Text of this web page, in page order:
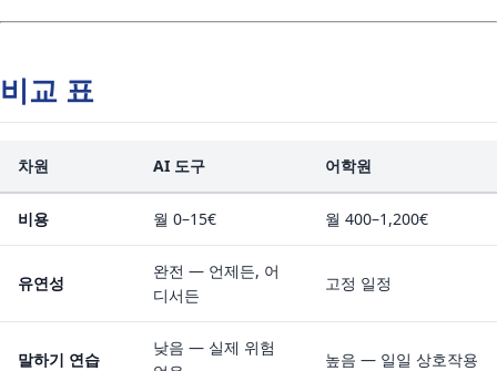
비교 표
차원 AI 도구 어학원
비용 월 0–15€ 월 400–1,200€
유연성
완전 — 언제든, 어
디서든
고정 일정
말하기 연습
낮음 — 실제 위험
높음 — 일일 상호작용